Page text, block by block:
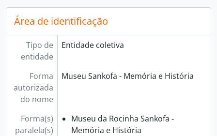
Área de identificação
Tipo de
entidade
Entidade coletiva
Forma
autorizada
do nome
Museu Sankofa - Memória e História
Forma(s)
paralela(s)
Museu da Rocinha Sankofa -
Memória e História